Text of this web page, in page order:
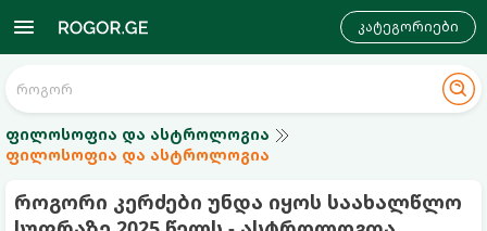
კატეგორიები
ფილოსოფია და ასტროლოგია
ფილოსოფია და ასტროლოგია
როგორი კერძები უნდა იყოს საახალწლო